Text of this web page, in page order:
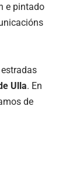
e pintado
Ulla. En
de